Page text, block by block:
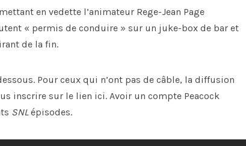
en vedette l’animateur Rege-Jean Page
« permis de conduire » sur un juke-box de bar et
de la fin.
Pour ceux qui n’ont pas de câble, la diffusion
inscrire sur le lien ici. Avoir un compte Peacock
SNLépisodes.